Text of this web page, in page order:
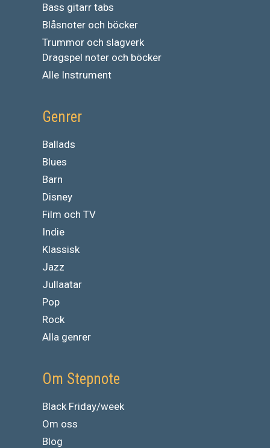
Bass gitarr tabs
Blåsnoter och böcker
Trummor och slagverk
Dragspel noter och böcker
Alle Instrument
Genrer
Ballads
Blues
Barn
Disney
Film och TV
Indie
Klassisk
Jazz
Jullaatar
Pop
Rock
Alla genrer
Om Stepnote
Black Friday/week
Om oss
Blog